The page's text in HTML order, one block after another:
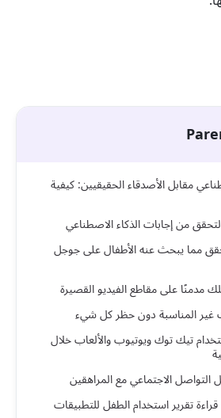
مقابل الأصدقاء الحقيقيين: كيفية
من إجابات الذكاء الاصطناعي
مما يبحث عنه الأطفال على جوجل
مدمنًا على مقاطع الفيديو القصيرة
غير المناسبة دون حظر كل شيء
تيك توك ويوتيوب والألعاب خلال
التواصل الاجتماعي مع المراهقين
تقرير استخدام الطفل للتطبيقات